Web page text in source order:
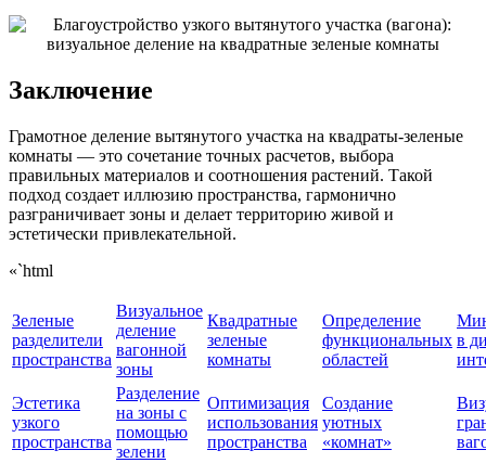
Заключение
Грамотное деление вытянутого участка на квадраты-зеленые
комнаты — это сочетание точных расчетов, выбора
правильных материалов и соотношения растений. Такой
подход создает иллюзию пространства, гармонично
разграничивает зоны и делает территорию живой и
эстетически привлекательной.
«`html
Зеленые
разделители
пространства
Визуальное
деление
вагонной
зоны
Квадратные
зеленые
комнаты
Определение
функциональных
областей
в
Эстетика
узкого
пространства
Разделение
на зоны с
помощью
зелени
Оптимизация
использования
пространства
Создание
уютных
«комнат»